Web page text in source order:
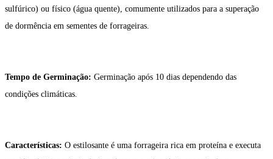
sulfúrico) ou físico (água quente), comumente utilizados para a superação
de dormência em sementes de forrageiras.
Tempo de Germinação: Germinação após 10 dias dependendo das
condições climáticas.
Características: O estilosante é uma forrageira rica em proteína e executa